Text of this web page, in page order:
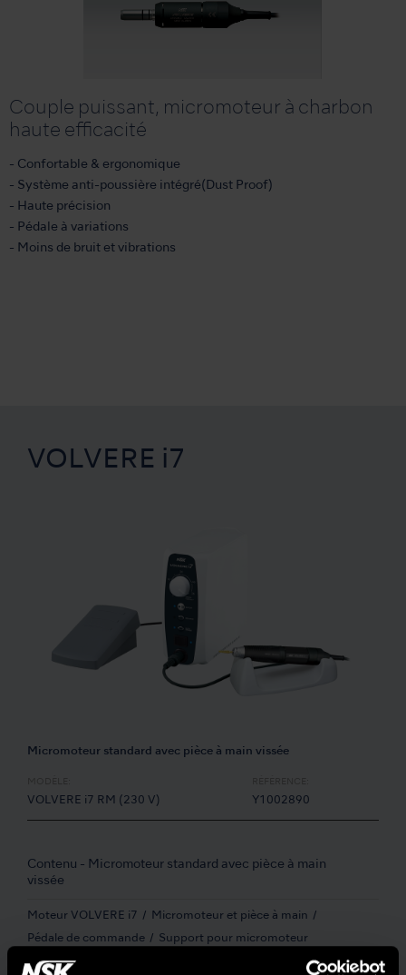
Couple puissant, micromoteur à charbon
haute efficacité
- Confortable & ergonomique
- Système anti-poussière intégré(Dust Proof)
- Haute précision
- Pédale à variations
- Moins de bruit et vibrations
VOLVERE i7
Micromoteur standard avec pièce à main vissée
VOLVERE i7 RM (230 V) Y1002890
Contenu - Micromoteur standard avec pièce à main
vissée
Moteur VOLVERE i7 Micromoteur et pièce à main
Pédale de commande Support pour micromoteur